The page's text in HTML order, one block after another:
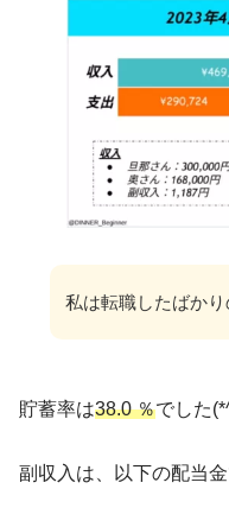
私は転職したばか
貯蓄率は38.0 ％でした
副収入は、以下の配当金